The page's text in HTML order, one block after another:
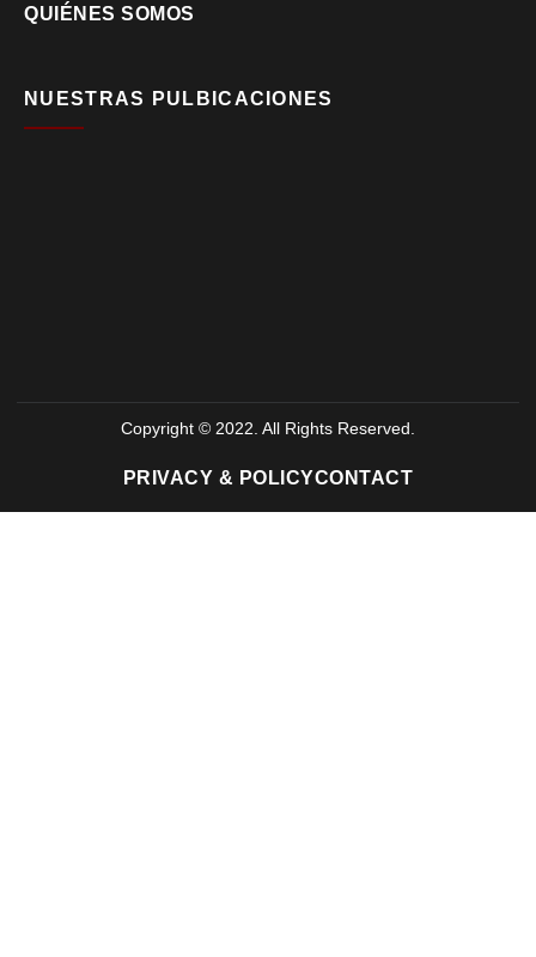
QUIÉNES SOMOS
NUESTRAS PULBICACIONES
Copyright © 2022. All Rights Reserved.
PRIVACY & POLICYCONTACT